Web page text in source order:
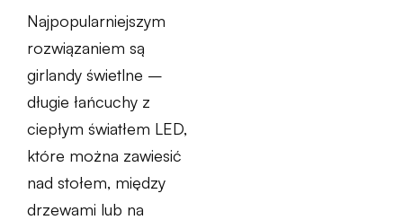
Najpopularniejszym
rozwiązaniem są
girlandy świetlne –
długie łańcuchy z
ciepłym światłem LED,
które można zawiesić
nad stołem, między
drzewami lub na